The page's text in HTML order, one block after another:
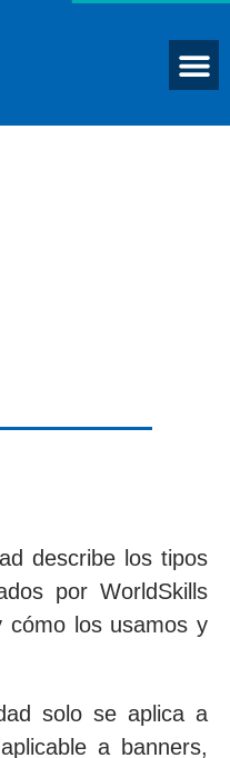
describe los tipos
por WorldSkills
cómo los usamos y
solo se aplica a
a banners,